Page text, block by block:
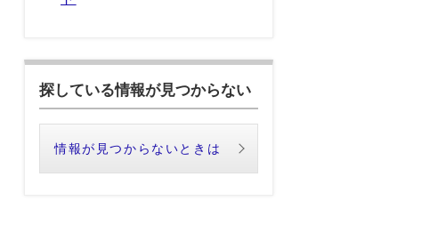
探している情報が見つからない
情報が見つからないときは